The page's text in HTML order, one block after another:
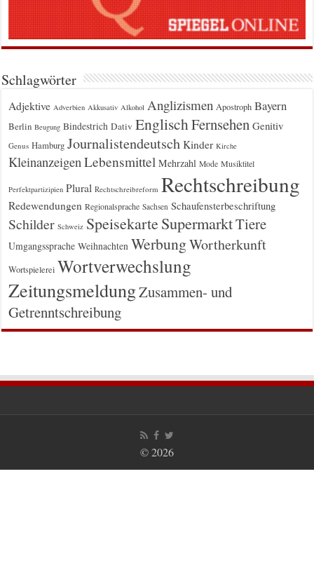
Schlagwörter
Adjektive Adverbien Akkusativ Alkohol Anglizismen Apostroph Bayern
Berlin Beugung Bindestrich Dativ EnglischFernsehen Genitiv
Genus Hamburg Journalistendeutsch Kinder Kirche
Kleinanzeigen Lebensmittel Mehrzahl Mode Musiktitel
Perfektpartizipien Plural Rechtschreibreform Rechtschreibung
Redewendungen Regionalsprache Sachsen Schaufensterbeschriftung
Schilder Schweiz Speisekarte SupermarktTiere
Umgangssprache Weihnachten WerbungWortherkunft
Wortspielerei Wortverwechslung
ZeitungsmeldungZusammen- und
Getrenntschreibung
© 2026